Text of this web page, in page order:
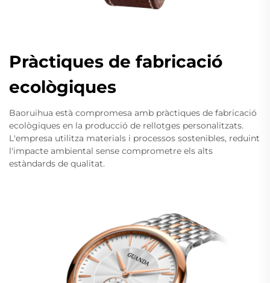
Pràctiques de fabricació
ecològiques
Baoruihua està compromesa amb pràctiques de fabricació
ecològiques en la producció de rellotges personalitzats.
L'empresa utilitza materials i processos sostenibles, reduint
l'impacte ambiental sense comprometre els alts
estàndards de qualitat.